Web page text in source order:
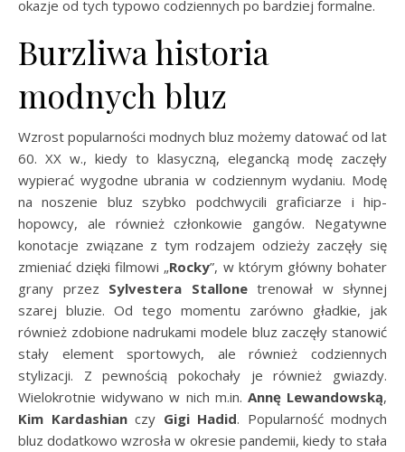
okazje od tych typowo codziennych po bardziej formalne.
Burzliwa historia
modnych bluz
Wzrost popularności modnych bluz możemy datować od lat
60. XX w., kiedy to klasyczną, elegancką modę zaczęły
wypierać wygodne ubrania w codziennym wydaniu. Modę
na noszenie bluz szybko podchwycili graficiarze i hip-
hopowcy, ale również członkowie gangów. Negatywne
konotacje związane z tym rodzajem odzieży zaczęły się
zmieniać dzięki filmowi „Rocky”, w którym główny bohater
grany przez Sylvestera Stallonetrenował w słynnej
szarej bluzie. Od tego momentu zarówno gładkie, jak
również zdobione nadrukami modele bluz zaczęły stanowić
stały element sportowych, ale również codziennych
stylizacji. Z pewnością pokochały je również gwiazdy.
Wielokrotnie widywano w nich m.in. Annę Lewandowską,
Kim Kardashianczy Gigi Hadid. Popularność modnych
bluz dodatkowo wzrosła w okresie pandemii, kiedy to stała